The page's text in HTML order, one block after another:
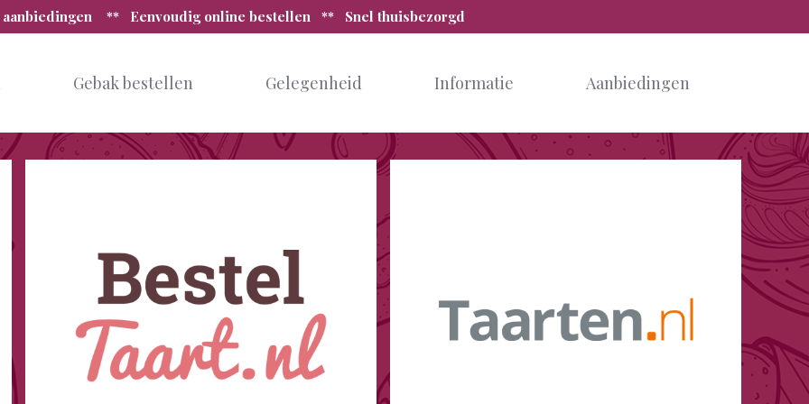
aanbiedingen ** Eenvoudig online bestellen ** Snel thuisbezorgd
Gebak bestellen Gelegenheid Informatie Aanbiedingen